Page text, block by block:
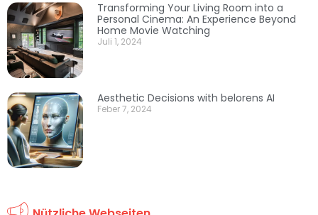
Transforming Your Living Room into a
Personal Cinema: An Experience Beyond
Home Movie Watching
Juli 1, 2024
Aesthetic Decisions with belorens AI
Feber 7, 2024